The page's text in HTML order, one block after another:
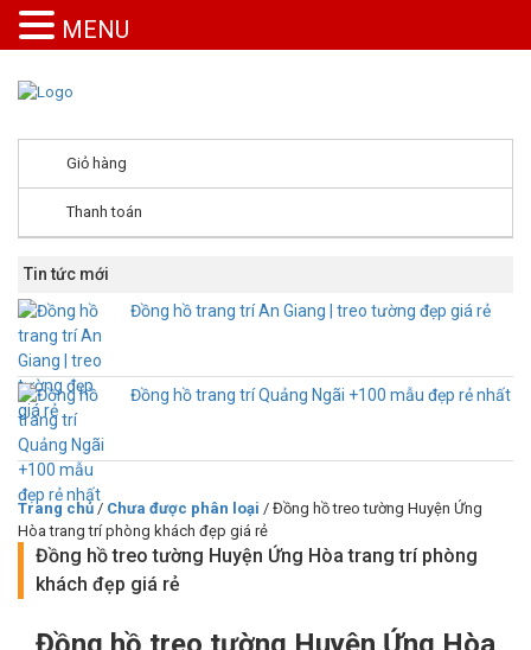
Giỏ hàng
Thanh toán
Tin tức mới
Đồng hồ trang trí An Giang | treo tường đẹp giá rẻ
Đồng hồ trang trí Quảng Ngãi +100 mẫu đẹp rẻ nhất
Trang chủ / Chưa được phân loại / Đồng hồ treo tường Huyện Ứng
Hòa trang trí phòng khách đẹp giá rẻ
Đồng hồ treo tường Huyện Ứng Hòa trang trí phòng
khách đẹp giá rẻ
MENU